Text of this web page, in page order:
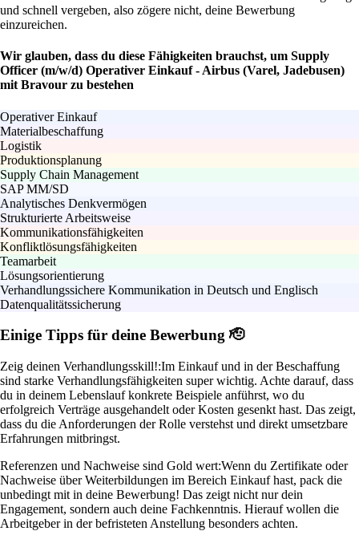
und schnell vergeben, also zögere nicht, deine Bewerbung
einzureichen.
Wir glauben, dass du diese Fähigkeiten brauchst, um Supply
Officer (m/w/d) Operativer Einkauf - Airbus (Varel, Jadebusen)
mit Bravour zu bestehen
Operativer Einkauf
Materialbeschaffung
Logistik
Produktionsplanung
Supply Chain Management
SAP MM/SD
Analytisches Denkvermögen
Strukturierte Arbeitsweise
Kommunikationsfähigkeiten
Konfliktlösungsfähigkeiten
Teamarbeit
Lösungsorientierung
Verhandlungssichere Kommunikation in Deutsch und Englisch
Datenqualitätssicherung
Einige Tipps für deine Bewerbung 🫡
Zeig deinen Verhandlungsskill!:Im Einkauf und in der Beschaffung
sind starke Verhandlungsfähigkeiten super wichtig. Achte darauf, dass
du in deinem Lebenslauf konkrete Beispiele anführst, wo du
erfolgreich Verträge ausgehandelt oder Kosten gesenkt hast. Das zeigt,
dass du die Anforderungen der Rolle verstehst und direkt umsetzbare
Erfahrungen mitbringst.
Referenzen und Nachweise sind Gold wert:Wenn du Zertifikate oder
Nachweise über Weiterbildungen im Bereich Einkauf hast, pack die
unbedingt mit in deine Bewerbung! Das zeigt nicht nur dein
Engagement, sondern auch deine Fachkenntnis. Hierauf wollen die
Arbeitgeber in der befristeten Anstellung besonders achten.